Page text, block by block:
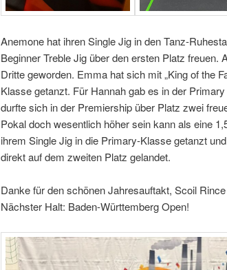
Anemone hat ihren Single Jig in den Tanz-
Beginner Treble Jig über den ersten Platz freuen.
Dritte geworden. Emma hat sich mit „King of the
Klasse getanzt. Für Hannah gab es in der
durfte sich in der Premiership über Platz zwei
Pokal doch wesentlich höher sein kann als eine
ihrem Single Jig in die Primary-Klasse getanzt
direkt auf dem zweiten Platz gelandet.
Danke für den schönen Jahresauftakt, Scoil
Nächster Halt: Baden-Württemberg Open!